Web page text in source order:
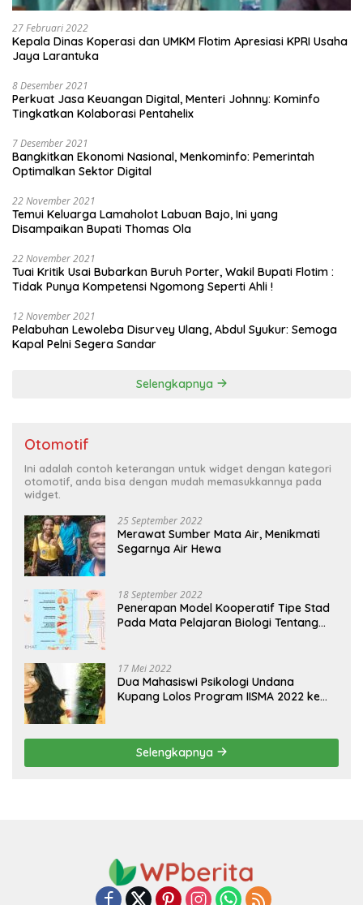
27 Februari 2022
Kepala Dinas Koperasi dan UMKM Flotim Apresiasi KPRI Usaha
Jaya Larantuka
8 Desember 2021
Perkuat Jasa Keuangan Digital, Menteri Johnny: Kominfo
Tingkatkan Kolaborasi Pentahelix
7 Desember 2021
Bangkitkan Ekonomi Nasional, Menkominfo: Pemerintah
Optimalkan Sektor Digital
22 November 2021
Temui Keluarga Lamaholot Labuan Bajo, Ini yang
Disampaikan Bupati Thomas Ola
22 November 2021
Tuai Kritik Usai Bubarkan Buruh Porter, Wakil Bupati Flotim :
Tidak Punya Kompetensi Ngomong Seperti Ahli !
12 November 2021
Pelabuhan Lewoleba Disurvey Ulang, Abdul Syukur: Semoga
Kapal Pelni Segera Sandar
Selengkapnya
Otomotif
Ini adalah contoh keterangan untuk widget dengan kategori
otomotif, anda bisa dengan mudah memasukkannya pada
widget.
25 September 2022
Merawat Sumber Mata Air, Menikmati
Segarnya Air Hewa
18 September 2022
Penerapan Model Kooperatif Tipe Stad
Pada Mata Pelajaran Biologi Tentang
17 Mei 2022
Dua Mahasiswi Psikologi Undana
Kupang Lolos Program IISMA 2022 ke
Selengkapnya